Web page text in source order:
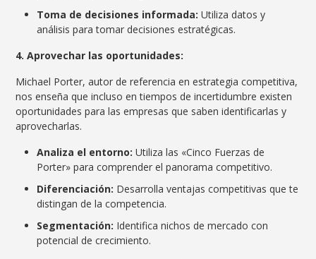
Toma de decisiones informada:Utiliza datos y
análisis para tomar decisiones estratégicas.
4. Aprovechar las oportunidades:
Michael Porter, autor de referencia en estrategia competitiva,
nos enseña que incluso en tiempos de incertidumbre existen
oportunidades para las empresas que saben identificarlas y
aprovecharlas.
Analiza el entorno:Utiliza las «Cinco Fuerzas de
Porter» para comprender el panorama competitivo.
Diferenciación: Desarrolla ventajas competitivas que te
distingan de la competencia.
Segmentación: Identifica nichos de mercado con
potencial de crecimiento.